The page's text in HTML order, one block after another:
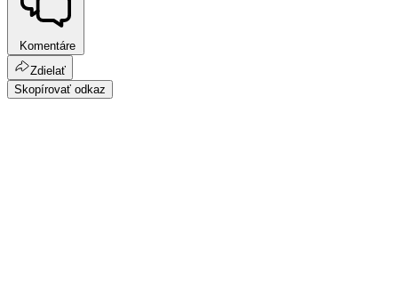
Komentáre
Zdielať
Skopírovať odkaz